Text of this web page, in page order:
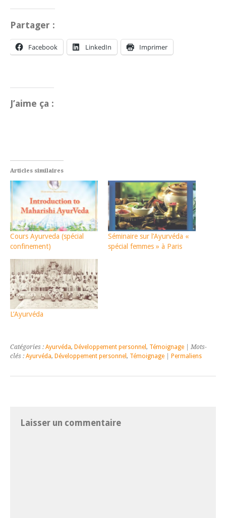
Partager :
Facebook LinkedIn Imprimer
J’aime ça :
Articles similaires
Cours Ayurveda (spécial
confinement)
Séminaire sur l’Ayurvéda «
spécial femmes » à Paris
L’Ayurvéda
Catégories : Ayurvéda, Développement personnel , Témoignage | Mots-
clés : Ayurvéda, Développement personnel , Témoignage Permaliens
Laisser un commentaire